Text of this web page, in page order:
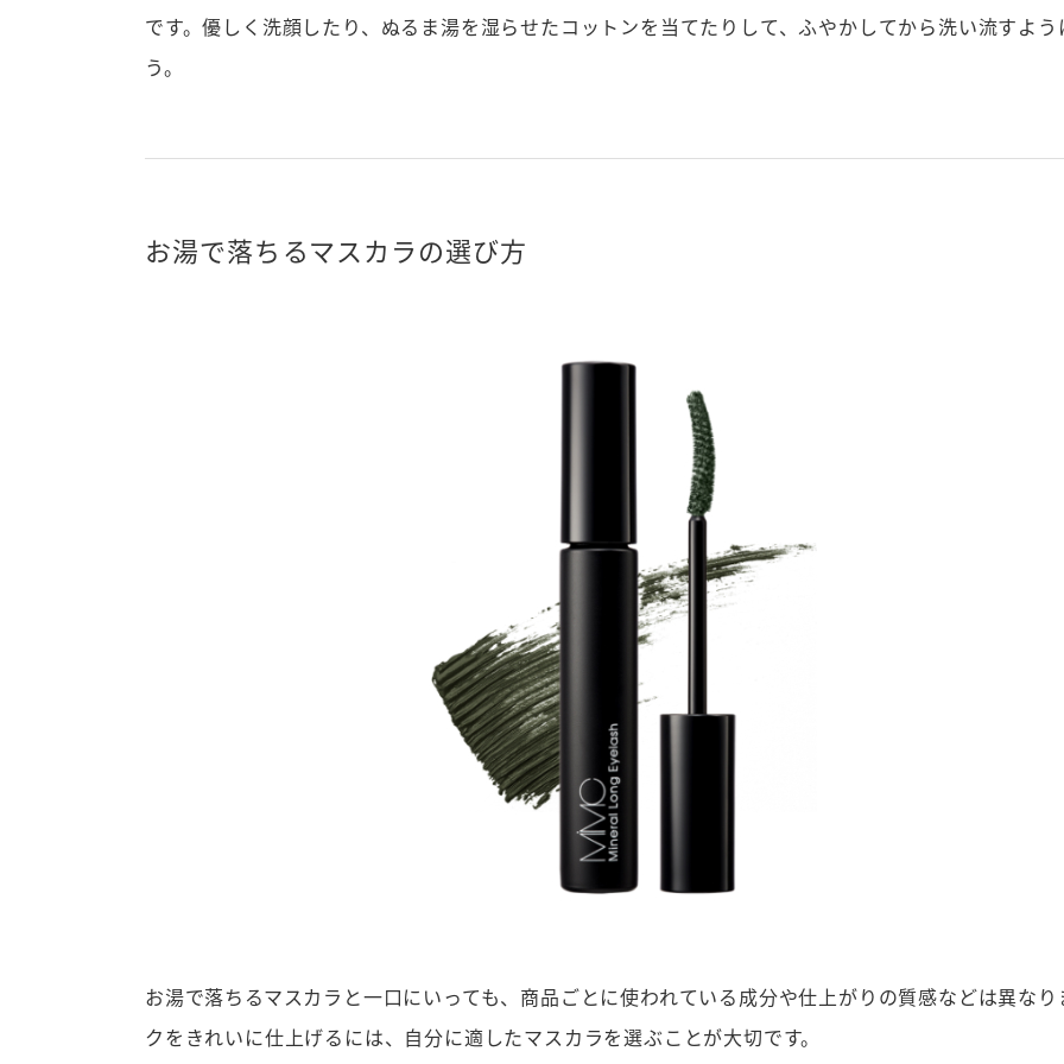
です。優しく洗顔したり、ぬるま湯を湿らせたコットンを当てたりして、ふやかしてから洗い流すよう
う。
お湯で落ちるマスカラの選び方
お湯で落ちるマスカラと一口にいっても、商品ごとに使われている成分や仕上がりの質感などは異なり
クをきれいに仕上げるには、自分に適したマスカラを選ぶことが大切です。